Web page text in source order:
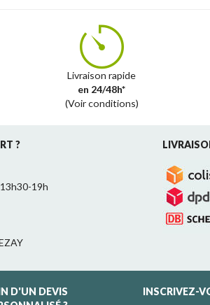
Livraison rapide
en 24/48h*
(Voir conditions)
?
19h
D'UN DEVIS
INSCRIVEZ-